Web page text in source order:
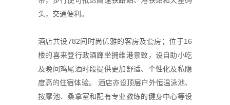
头，交通便利。
酒店共设782间时尚优雅的客房及套房；位于16
楼的喜来登行政酒廊坐拥维港景致，设自助小吃
及晚间鸡尾酒时段提供更加舒适、个性化及私隐
度高的住宿体验。 酒店亦设顶层户外恒温泳池、
按摩池、桑拿室和配有专业教练的健身中心等设